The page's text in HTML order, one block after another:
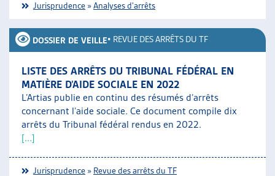
Jurisprudence »Analyses d'arrêts
DOSSIER DE VEILLE• REVUE DES ARRÊTS DU TF
LISTE DES ARRÊTS DU TRIBUNAL FÉDÉRAL EN
MATIÈRE D’AIDE SOCIALE EN 2022
L’Artias publie en continu des résumés d’arrêts
concernant l’aide sociale. Ce document compile dix
arrêts du Tribunal fédéral rendus en 2022.
[...]
Jurisprudence » Revue des arrêts du TF